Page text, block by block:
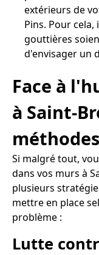
extérieurs de
Pins. Pour
gouttières
d'envisager un
Face à
à Saint-
Si malgré tout,
dans vos murs à
plusieurs
mettre en place
problème :
Lutte